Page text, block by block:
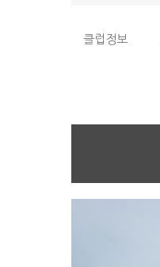
클럽정보